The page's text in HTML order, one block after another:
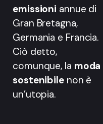
emissioni annue di
Gran Bretagna,
Germania e Francia.
Ciò detto,
comunque, la moda
sostenibile non è
un’utopia.